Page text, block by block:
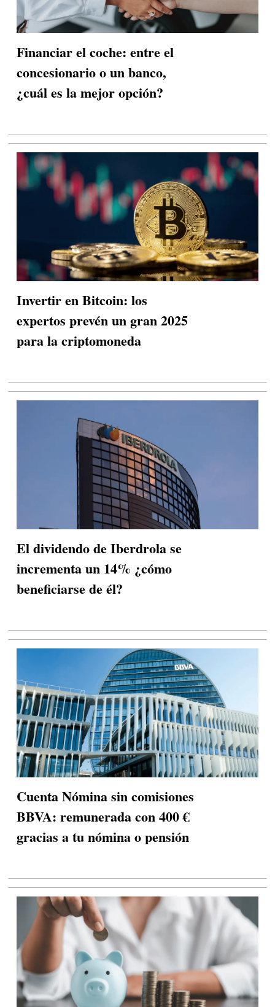
Financiar el coche: entre el
concesionario o un banco,
¿cuál es la mejor opción?
Invertir en Bitcoin: los
expertos prevén un gran 2025
para la criptomoneda
El dividendo de Iberdrola se
incrementa un 14% ¿cómo
beneficiarse de él?
Cuenta Nómina sin comisiones
BBVA: remunerada con 400 €
gracias a tu nómina o pensión